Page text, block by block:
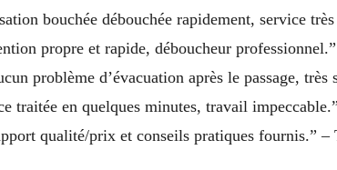
bouchée débouchée rapidement, service
propre et rapide, déboucheur
problème d’évacuation après le passage,
traitée en quelques minutes, travail
qualité/prix et conseils pratiques fournis.” –